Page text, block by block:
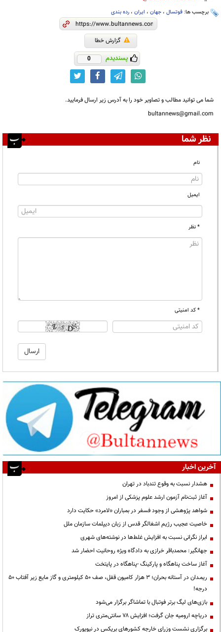
برچسب ها: فوتسال ، جهان ، ایران ، رده بندی
گزارش خطا
پسندیدم 0
شما می توانید مطالب و تصاویر خود را به آدرس زیر ارسال فرمایید.
bultannews@gmail.com
نظر شما
نام
ایمیل
* نظر
* کد امنیتی
آخرین اخبار
هشدار نسبت به وقوع تندباد در تهران
آغاز ثبت‌نام آزمون ارشد علوم پزشکی از امروز
شواهد پژوهشی از وجود فسفر در بمباران «لامرد» حکایت دارد
خاصیت عجیب رژیم اشغالگر قدس از زبان دیپلمات سازمان ملل
ابراز نگرانی نسبت به افزایش غلط‌ها در نوشته‌های شهری
جهانگیر: محمدباقر خرازی به دادگاه ویژه روحانیت احضار شد
آغاز ساخت پناهگاه و پارکینگ -پناهگاه در پایتخت
ریمـدان در آستانه بحران؛ ۳ هزار کامیون قفل، صف ۵۰ کیلومتری و گاز مایع زیر آفتاب ۵۰
درجه!
بازی‌های لیگ برتر فوتبال با تماشاگر برگزار می‌شود
دریاچه ارومیه جان گرفت؛ افزایش ۷۸ سانتی‌متری تراز
برگزاری نشست وزرای خارجه کشورهای بریکس در نیویورک